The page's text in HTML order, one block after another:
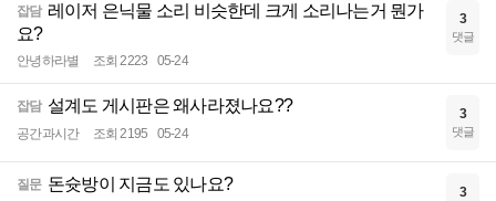
잡담 레이저 은닉물 소리 비슷한데 크게 소리나는거 뭔가
요?
안녕하라별 조회 2223 05-24
3
댓글
잡담 설계도 게시판은 왜사라졌나요??
공간과시간 조회 2195 05-24
3
댓글
질문 돈슛방이 지금도 있나요? 3